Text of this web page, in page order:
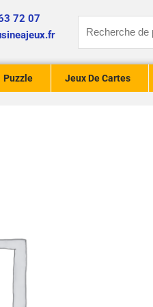
72 07
pour :
Puzzle Jeux De Cartes